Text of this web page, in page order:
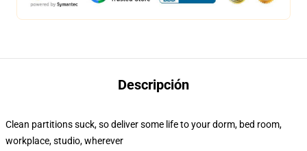
Descripción
Clean partitions suck, so deliver some life to your dorm, bed room,
workplace, studio, wherever